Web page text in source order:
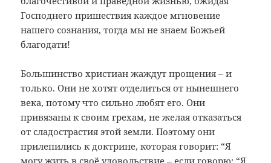
Господнего пришествия каждое мгновение
нашего сознания, тогда мы не знаем Божьей
благодати!
Большинство христиан жаждут прощения – и
только. Они не хотят отделиться от нынешнего
века, потому что сильно любят его. Они
привязаны к своим грехам, не желая отказаться
от сладострастия этой земли. Поэтому они
прилепились к доктрине, которая говорит: “Я